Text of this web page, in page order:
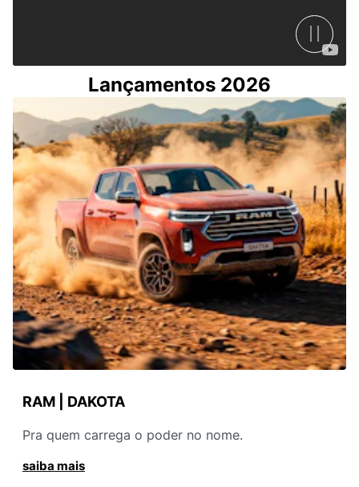
Lançamentos 2026
RAM | DAKOTA
Pra quem carrega o poder no nome.
saiba mais